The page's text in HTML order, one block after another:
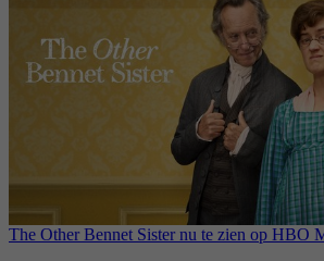
The Other Bennet Sister nu te zien op HBO